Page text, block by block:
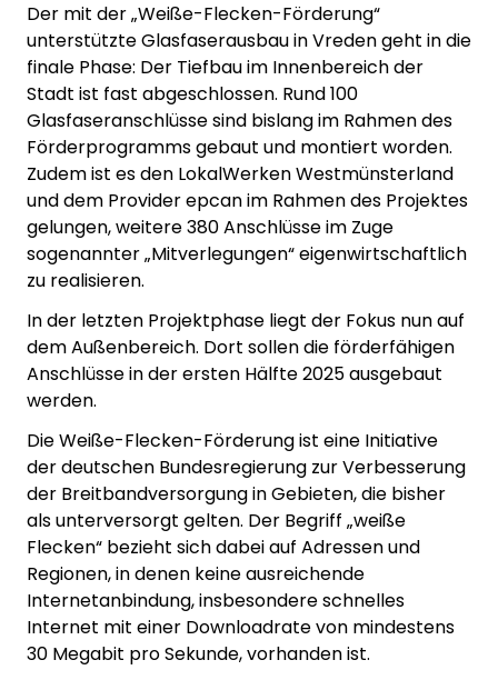
Der mit der „Weiße-Flecken-Förderung“
unterstützte Glasfaserausbau in Vreden geht in die
finale Phase: Der Tiefbau im Innenbereich der
Stadt ist fast abgeschlossen. Rund 100
Glasfaseranschlüsse sind bislang im Rahmen des
Förderprogramms gebaut und montiert worden.
Zudem ist es den LokalWerken Westmünsterland
und dem Provider epcan im Rahmen des Projektes
gelungen, weitere 380 Anschlüsse im Zuge
sogenannter „Mitverlegungen“ eigenwirtschaftlich
zu realisieren.
In der letzten Projektphase liegt der Fokus nun auf
dem Außenbereich. Dort sollen die förderfähigen
Anschlüsse in der ersten Hälfte 2025 ausgebaut
werden.
Die Weiße-Flecken-Förderung ist eine Initiative
der deutschen Bundesregierung zur Verbesserung
der Breitbandversorgung in Gebieten, die bisher
als unterversorgt gelten. Der Begriff „weiße
Flecken“ bezieht sich dabei auf Adressen und
Regionen, in denen keine ausreichende
Internetanbindung, insbesondere schnelles
Internet mit einer Downloadrate von mindestens
30 Megabit pro Sekunde, vorhanden ist.